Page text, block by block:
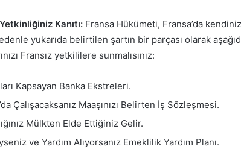
Kanıtı: Fransa Hükümeti, Fransa’da
yukarıda belirtilen şartın bir parçası olarak
Fransız yetkililere sunmalısınız:
Kapsayan Banka Ekstreleri.
Çalışacaksanız Maaşınızı Belirten İş Sözleşmesi.
Mülkten Elde Ettiğiniz Gelir.
ve Yardım Alıyorsanız Emeklilik Yardım Planı.